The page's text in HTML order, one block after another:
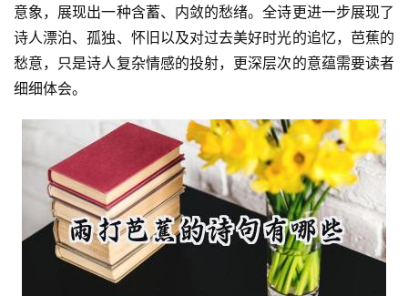
意象，展现出一种含蓄、内敛的愁绪。全诗更进一步展现了
诗人漂泊、孤独、怀旧以及对过去美好时光的追忆，芭蕉的
愁意，只是诗人复杂情感的投射，更深层次的意蕴需要读者
细细体会。